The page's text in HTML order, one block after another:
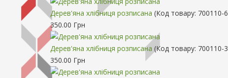
Дерев'яна хлібниця розписана (Код товару: 700110-6
350.00 Грн
Дерев'яна хлібниця розписана (Код товару: 700110-3
350.00 Грн